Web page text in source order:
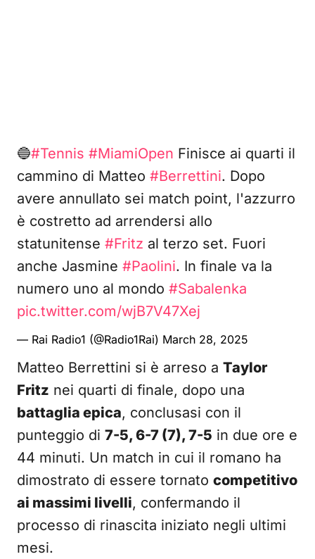
🔵#Tennis #MiamiOpen Finisce ai quarti il
cammino di Matteo #Berrettini. Dopo
avere annullato sei match point, l'azzurro
è costretto ad arrendersi allo
statunitense #Fritz al terzo set. Fuori
anche Jasmine #Paolini. In finale va la
numero uno al mondo #Sabalenka
pic.twitter.com/wjB7V47Xej
— Rai Radio1 (@Radio1Rai) March 28, 2025
Matteo Berrettini si è arreso a Taylor
Fritz nei quarti di finale, dopo una
battaglia epica, conclusasi con il
punteggio di 7-5, 6-7 (7), 7-5 in due ore e
44 minuti. Un match in cui il romano ha
dimostrato di essere tornato competitivo
ai massimi livelli, confermando il
processo di rinascita iniziato negli ultimi
mesi.